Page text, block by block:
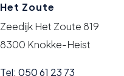
Het Zoute
Zeedijk Het Zoute 819
8300 Knokke-Heist
Tel: 050 61 23 73